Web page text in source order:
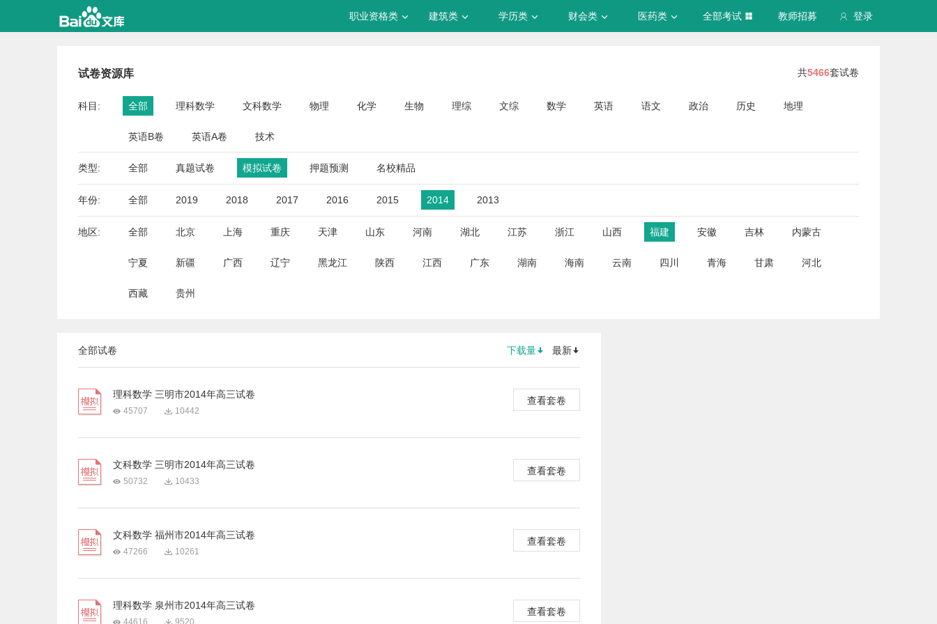
登录
职业资格类 建筑类 学历类 财会类 医药类 全部考试 教师招募
试卷资源库 共5466套试卷
科目: 全部 理科数学 文科数学 物理 化学 生物 理综 文综 数学 英语 语文 政治 历史 地理
英语B卷 英语A卷 技术
类型: 全部 真题试卷 模拟试卷 押题预测 名校精品
年份: 全部 2019 2018 2017 2016 2015 2014 2013
地区: 全部 北京 上海 重庆 天津 山东 河南 湖北 江苏 浙江 山西 福建 安徽 吉林 内蒙古
宁夏 新疆 广西 辽宁 黑龙江 陕西 江西 广东 湖南 海南 云南 四川 青海 甘肃 河北
西藏 贵州
全部试卷 下载量 最新
理科数学 三明市2014年高三试卷
45707 10442
查看套卷
文科数学 三明市2014年高三试卷
50732 10433
查看套卷
文科数学 福州市2014年高三试卷
47266 10261
查看套卷
理科数学 泉州市2014年高三试卷
44616 9520
查看套卷